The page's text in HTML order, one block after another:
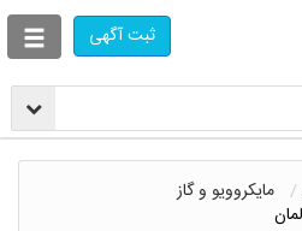
ثبت آگهی
مایکروویو و گاز